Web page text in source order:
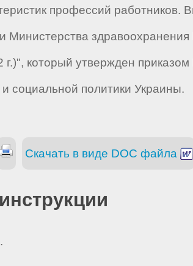
профессий работников.
который утвержден
социальной политики Украины.
Скачать в виде DOC файла